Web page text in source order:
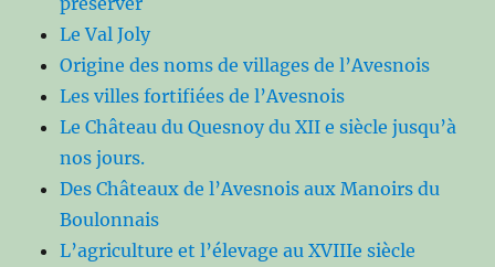
Le Val Joly
Origine des noms de villages de l’Avesnois
Les villes fortifiées de l’Avesnois
Le Château du Quesnoy du XII e siècle jusqu’à
nos jours.
Des Châteaux de l’Avesnois aux Manoirs du
Boulonnais
L’agriculture et l’élevage au XVIIIe siècle